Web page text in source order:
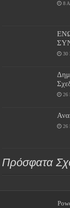
8
30
26
26
Πρόσφατα